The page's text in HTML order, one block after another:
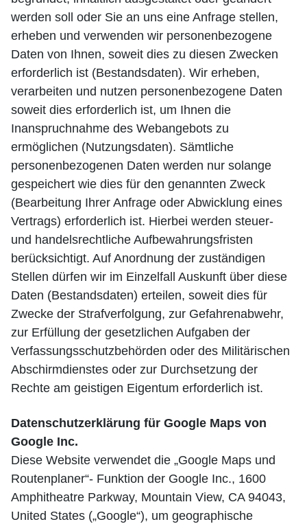
werden soll oder Sie an uns eine Anfrage stellen,
erheben und verwenden wir personenbezogene
Daten von Ihnen, soweit dies zu diesen Zwecken
erforderlich ist (Bestandsdaten). Wir erheben,
verarbeiten und nutzen personenbezogene Daten
soweit dies erforderlich ist, um Ihnen die
Inanspruchnahme des Webangebots zu
ermöglichen (Nutzungsdaten). Sämtliche
personenbezogenen Daten werden nur solange
gespeichert wie dies für den genannten Zweck
(Bearbeitung Ihrer Anfrage oder Abwicklung eines
Vertrags) erforderlich ist. Hierbei werden steuer-
und handelsrechtliche Aufbewahrungsfristen
berücksichtigt. Auf Anordnung der zuständigen
Stellen dürfen wir im Einzelfall Auskunft über diese
Daten (Bestandsdaten) erteilen, soweit dies für
Zwecke der Strafverfolgung, zur Gefahrenabwehr,
zur Erfüllung der gesetzlichen Aufgaben der
Verfassungsschutzbehörden oder des Militärischen
Abschirmdienstes oder zur Durchsetzung der
Rechte am geistigen Eigentum erforderlich ist.
Datenschutzerklärung für Google Maps von
Google Inc.
Diese Website verwendet die „Google Maps und
Routenplaner“- Funktion der Google Inc., 1600
Amphitheatre Parkway, Mountain View, CA 94043,
United States („Google“), um geographische